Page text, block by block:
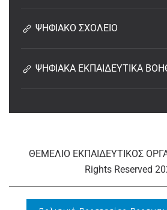
ΨΗΦΙΑΚΟ ΣΧΟΛΕΙΟ
ΨΗΦΙΑΚΑ ΕΚΠΑΙΔΕΥΤΙΚΑ
ΘΕΜΕΛΙΟ ΕΚΠΑΙΔΕΥΤΙΚΟΣ
Rights Reserved